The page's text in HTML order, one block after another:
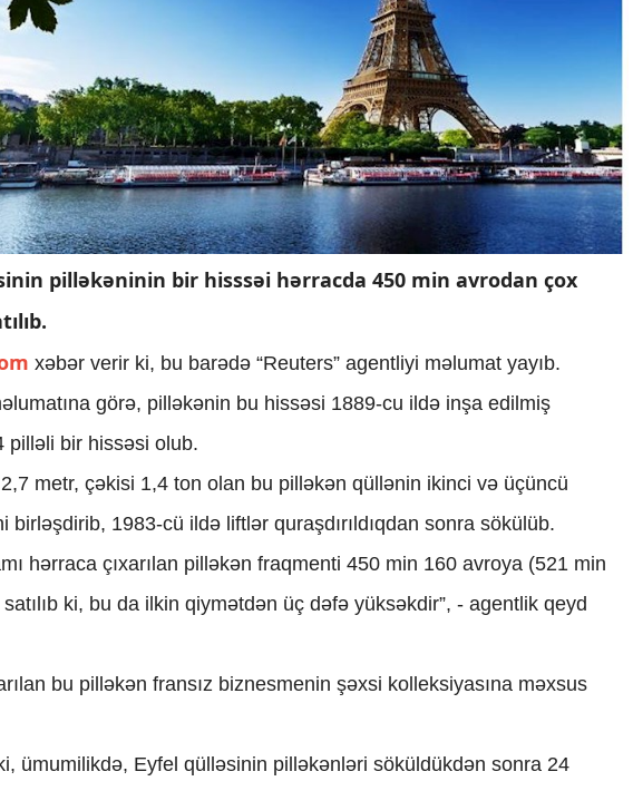
pilləkəninin bir hisssəi hərracda 450 min avrodan çox
xəbər verir ki, bu barədə “Reuters” agentliyi məlumat yayıb.
görə, pilləkənin bu hissəsi 1889-cu ildə inşa edilmiş
pilləli bir hissəsi olub.
metr, çəkisi 1,4 ton olan bu pilləkən qüllənin ikinci və üçüncü
birləşdirib, 1983-cü ildə liftlər quraşdırıldıqdan sonra sökülüb.
hərraca çıxarılan pilləkən fraqmenti 450 min 160 avroya (521 min
ki, bu da ilkin qiymətdən üç dəfə yüksəkdir”, - agentlik qeyd
bu pilləkən fransız biznesmenin şəxsi kolleksiyasına məxsus
ümumilikdə, Eyfel qülləsinin pilləkənləri söküldükdən sonra 24